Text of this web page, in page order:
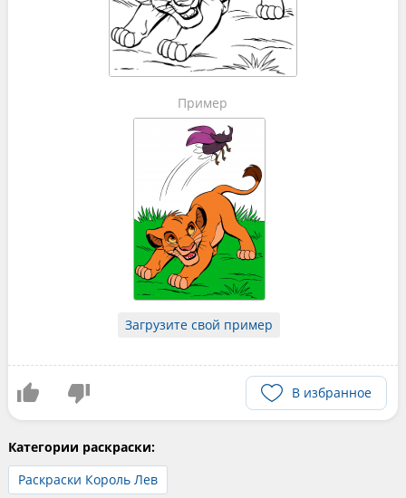
Пример
Загрузите свой пример
В избранное
Категории раскраски:
Раскраски Король Лев